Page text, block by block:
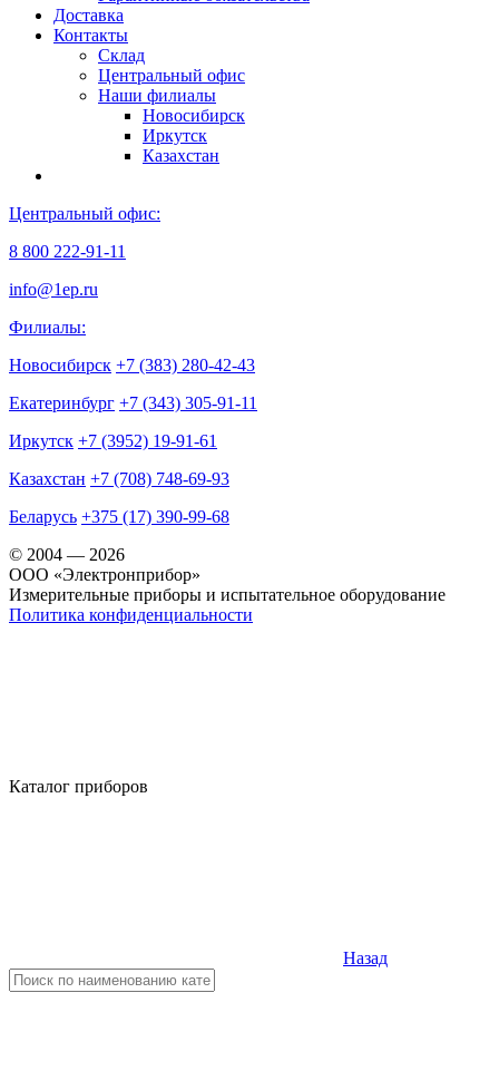
Доставка
Контакты
Склад
Центральный офис
Наши филиалы
Новосибирск
Иркутск
Казахстан
Центральный офис:
8 800 222-91-11
info@1ep.ru
Филиалы:
Новосибирск +7 (383) 280-42-43
Екатеринбург +7 (343) 305-91-11
Иркутск +7 (3952) 19-91-61
Казахстан +7 (708) 748-69-93
Беларусь +375 (17) 390-99-68
© 2004 — 2026
OOO «Электронприбор»
Измерительные приборы и испытательное оборудование
Политика конфиденциальности
Каталог приборов
Назад